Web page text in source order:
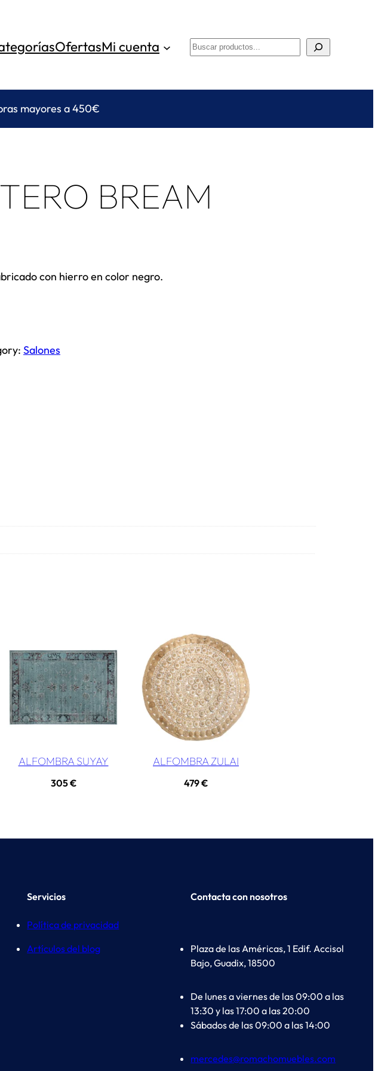
OfertasMi cuenta Buscar
mayores a 450€
BREAM
con hierro en color negro.
Salones
ALFOMBRA SUYAY
305€
ALFOMBRA ZULAI
479€
Servicios
Política de privacidad
Artículos del blog
Contacta con nosotros
Plaza de las Américas, 1 Edif. Accisol
Bajo, Guadix, 18500
De lunes a viernes de las 09:00 a las
13:30 y las 17:00 a las 20:00
Sábados de las 09:00 a las 14:00
mercedes@romachomuebles.com